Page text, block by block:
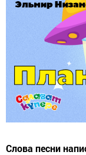
Слова песни